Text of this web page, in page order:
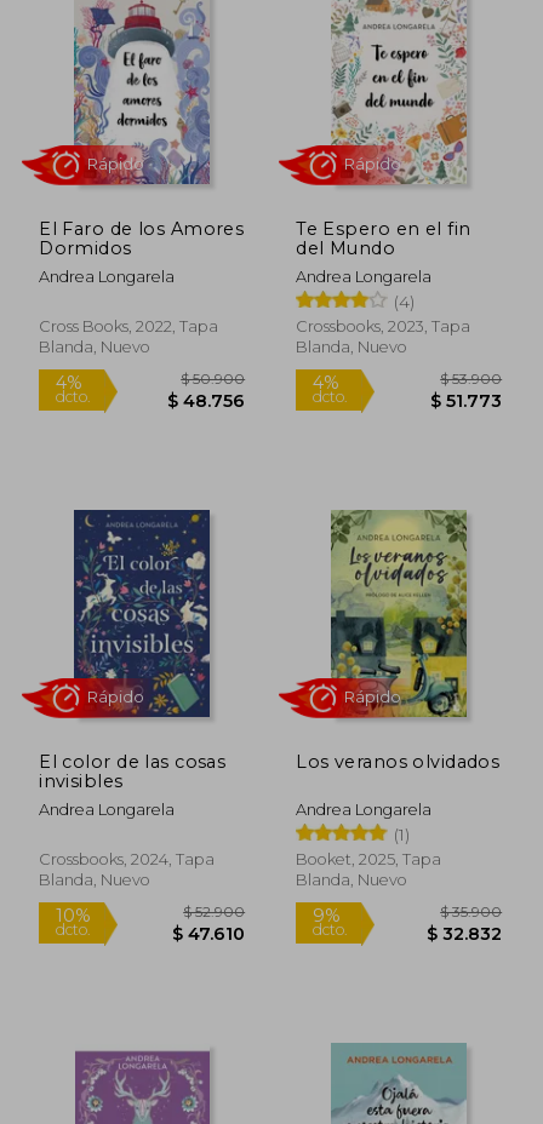
El Faro de los Amores
Dormidos
Andrea Longarela
Cross Books, 2022, Tapa
Blanda, Nuevo
4%
dcto. $ 48.756
Te Espero en el fin
del Mundo
Andrea Longarela
(4)
Crossbooks, 2023, Tapa
Blanda, Nuevo
4%
dcto.
Rápido
El color de las cosas
invisibles
Andrea Longarela
Crossbooks, 2024, Tapa
Blanda, Nuevo
Los veranos olvidados
Andrea Longarela
(1)
Booket, 2025, Tapa
Blanda, Nuevo